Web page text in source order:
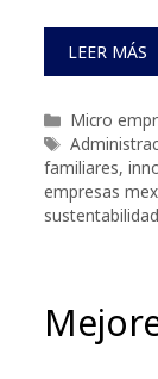
LEER MÁS
Categorías
Micro
Etiquetas
familiares,
empresas
sustentabilidad